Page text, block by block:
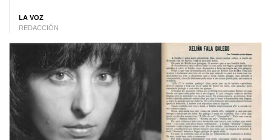
LA VOZ
REDACCIÓN